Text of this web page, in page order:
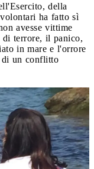
della
ha fatto sì
avesse vittime
di terrore, il panico,
in mare e l'orrore
di un conflitto